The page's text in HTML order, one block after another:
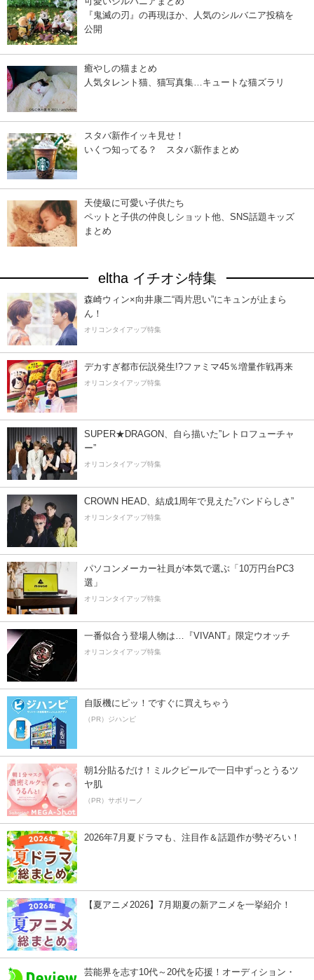
『鬼滅の刃』の再現ほか、人気のシルバニア投稿を
公開
癒やしの猫まとめ
人気タレント猫、猫写真集…キュートな猫ズラリ
スタバ新作イッキ見せ！
いくつ知ってる？ スタバ新作まとめ
天使級に可愛い子供たち
ペットと子供の仲良しショット他、SNS話題キッズ
まとめ
eltha イチオシ特集
森崎ウィン×向井康二“両片思い”にキュンが止まら
ん！
オリコンタイアップ特集
デカすぎ都市伝説発生!?ファミマ45％増量作戦再来
オリコンタイアップ特集
SUPER★DRAGON、自ら描いた”レトロフューチャ
ー”
オリコンタイアップ特集
CROWN HEAD、結成1周年で見えた”バンドらしさ”
オリコンタイアップ特集
パソコンメーカー社員が本気で選ぶ「10万円台PC3
選」
オリコンタイアップ特集
一番似合う登場人物は…『VIVANT』限定ウオッチ
オリコンタイアップ特集
自販機にピッ！ですぐに買えちゃう
（PR）ジハンピ
朝1分貼るだけ！ミルクピールで一日中ずっとうるツ
ヤ肌
（PR）サボリーノ
2026年7月夏ドラマも、注目作＆話題作が勢ぞろい！
【夏アニメ2026】7月期夏の新アニメを一挙紹介！
芸能界を志す10代～20代を応援！オーディション・